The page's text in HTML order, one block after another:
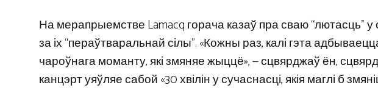
На мерапрыемстве Lamacq горача казаў пра сваю “лютасць” у
за іх “пераўтваральнай сілы”. «Кожны раз, калі гэта
чароўнага моманту, які змяняе жыццё», — сцвярджаў ён,
канцэрт уяўляе сабой «30 хвілін у сучаснасці, якія маглі б